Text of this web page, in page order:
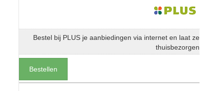
Bestel bij PLUS je aanbiedingen via internet en laat ze
thuisbezorgen
Bestellen